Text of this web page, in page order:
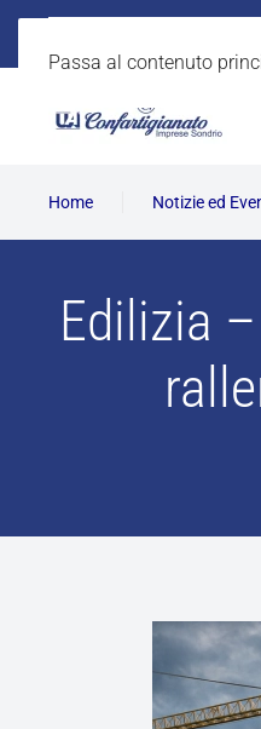
Passa al contenuto
Home Notizie ed
Edilizia